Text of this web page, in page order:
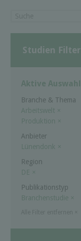
Studien Filter
Aktive Auswahl
Branche & Thema
Arbeitswelt ×
Produktion ×
Anbieter
Lünendonk ×
Region
DE ×
Publikationstyp
Branchenstudie ×